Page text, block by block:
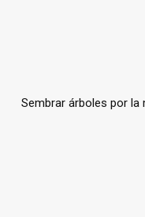
Sembrar árboles por